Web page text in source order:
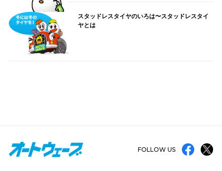
スタッドレスタイヤのいろは〜スタッドレスタイ
ヤとは
FOLLOW US